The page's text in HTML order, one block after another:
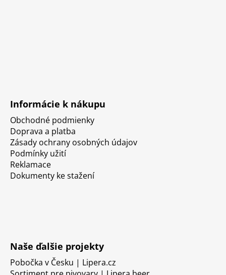
Informácie k nákupu
Obchodné podmienky
Doprava a platba
Zásady ochrany osobných údajov
Podmínky užití
Reklamace
Dokumenty ke stažení
Naše ďalšie projekty
Pobočka v Česku | Lipera.cz